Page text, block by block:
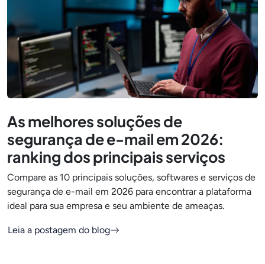
As melhores soluções de
segurança de e-mail em 2026:
ranking dos principais serviços
Compare as 10 principais soluções, softwares e serviços de
segurança de e-mail em 2026 para encontrar a plataforma
ideal para sua empresa e seu ambiente de ameaças.
Leia a postagem do blog